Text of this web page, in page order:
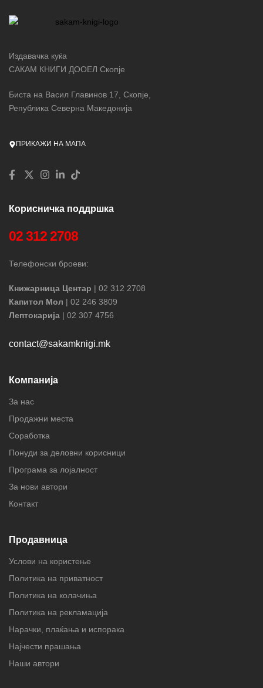
Издавачка куќа
САКАМ КНИГИ ДООЕЛ Скопје
Биста на Васил Главинов 17, Скопје,
Република Северна Македонија
ПРИКАЖИ НА МАПА
Корисничка поддршка
02 312 2708
Телефонски броеви:
Книжарница Центар | 02 312 2708
Капитол Мол | 02 246 3809
Лептокарија | 02 307 4756
contact@sakamknigi.mk
Компанија
За нас
Продажни места
Соработка
Понуди за деловни корисници
Програма за лојалност
За нови автори
Контакт
Продавница
Услови на користење
Политика на приватност
Политика на колачиња
Политика на рекламација
Нарачки, плаќања и испорака
Најчести прашања
Наши автори